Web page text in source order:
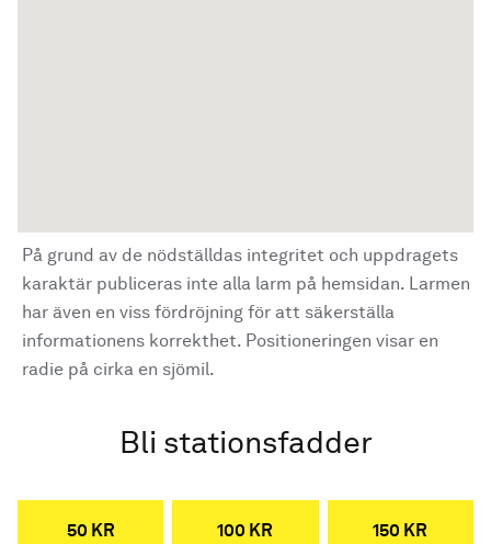
På grund av de nödställdas integritet och uppdragets
karaktär publiceras inte alla larm på hemsidan. Larmen
har även en viss fördröjning för att säkerställa
informationens korrekthet. Positioneringen visar en
radie på cirka en sjömil.
Bli stationsfadder
50 KR 100 KR 150 KR